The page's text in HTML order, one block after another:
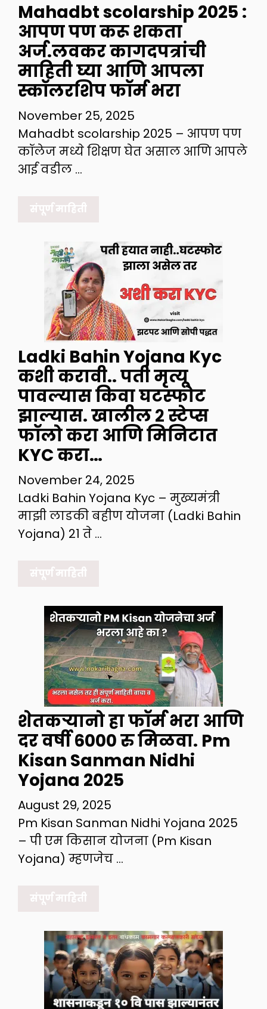
Mahadbt scolarship 2025 :
आपण पण करू शकता
अर्ज.लवकर कागदपत्रांची
माहिती घ्या आणि आपला
स्कॉलरशिप फॉर्म भरा
November 25, 2025
Mahadbt scolarship 2025 – आपण पण
कॉलेज मध्ये शिक्षण घेत असाल आणि आपले
आई वडील …
संपूर्ण माहिती
Ladki Bahin Yojana Kyc
कशी करावी.. पती मृत्यू
पावल्यास किवा घटस्फोट
झाल्यास. खालील २ स्टेप्स
फॉलो करा आणि मिनिटात
KYC करा…
November 24, 2025
Ladki Bahin Yojana Kyc – मुख्यमंत्री
माझी लाडकी बहीण योजना (Ladki Bahin
Yojana) 21 ते …
संपूर्ण माहिती
शेतकऱ्यानो हा फॉर्म भरा आणि
दर वर्षी 6000 रु मिळवा. Pm
Kisan Sanman Nidhi
Yojana 2025
August 29, 2025
Pm Kisan Sanman Nidhi Yojana 2025
– पी एम किसान योजना (Pm Kisan
Yojana) म्हणजेच …
संपूर्ण माहिती